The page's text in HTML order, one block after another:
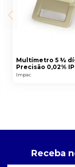
Multímetro 5 ½
Precisão 0,02%
Impac
Receba